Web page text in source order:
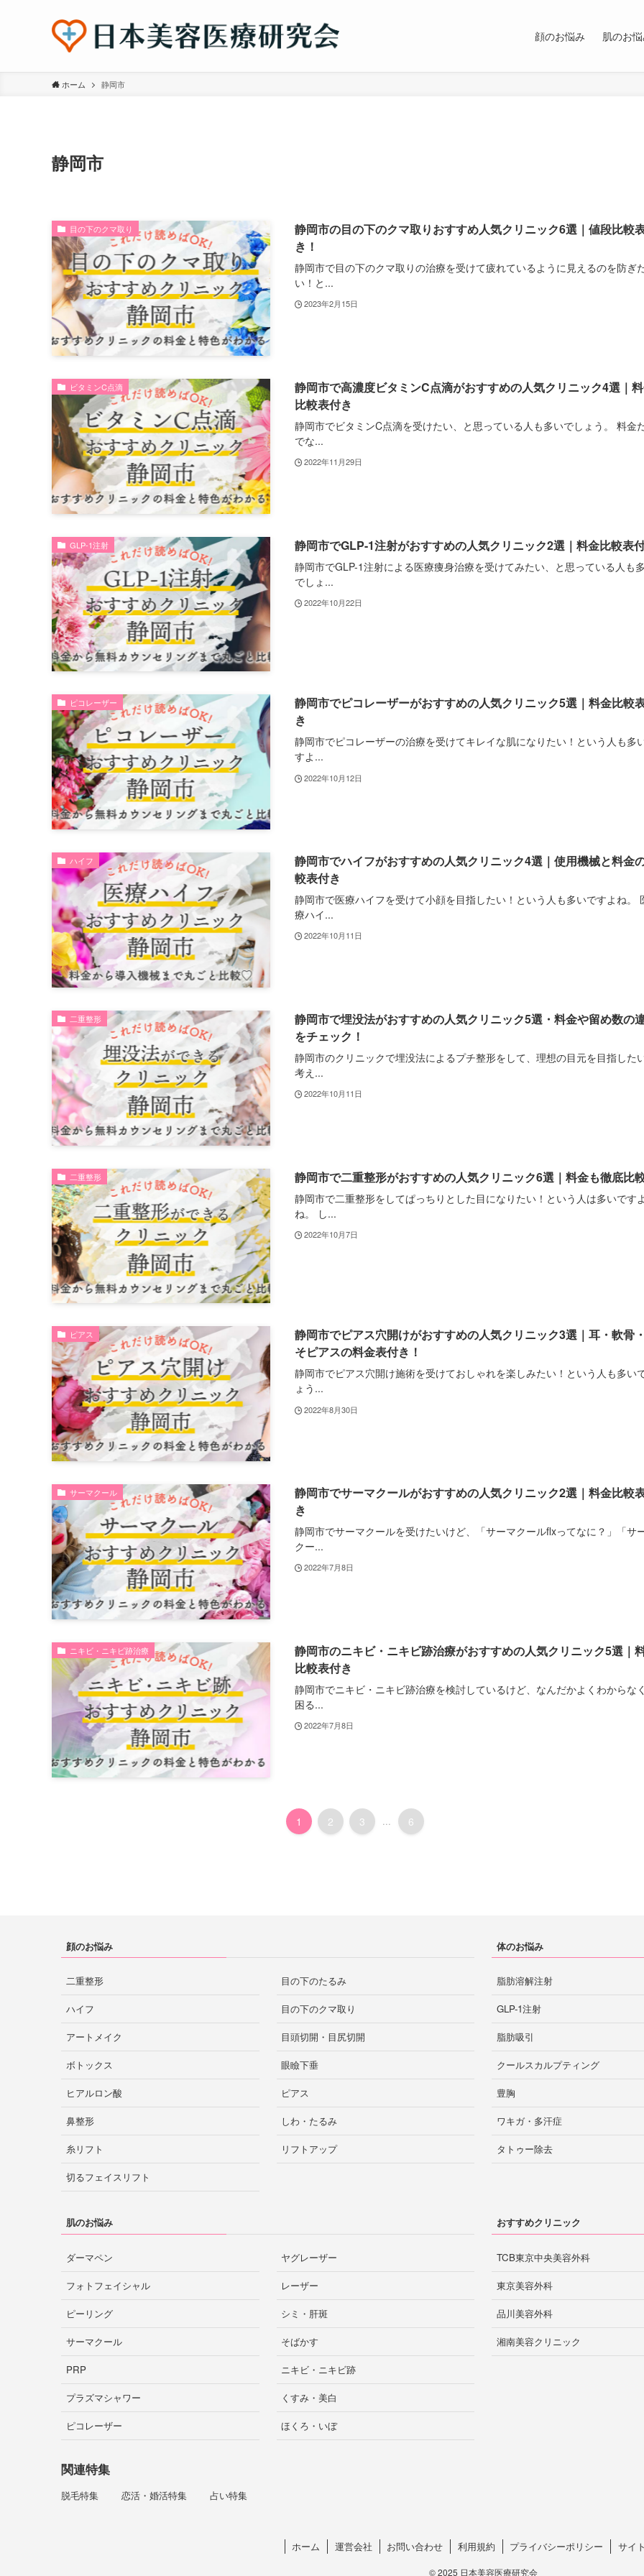
顔のお悩み 肌のお
ホーム 静岡市
静岡市
目の下のクマ取り
静岡市の目の下のクマ取りおすすめ人気クリニック6選｜値段比較
き！
静岡市で目の下のクマ取りの治療を受けて疲れているように見えるのを防ぎ
い！と...
2023年2月15日
ビタミンC点滴
静岡市で高濃度ビタミンC点滴がおすすめの人気クリニック4選｜
比較表付き
静岡市でビタミンC点滴を受けたい、と思っている人も多いでしょう。 料金
でな...
2022年11月29日
GLP-1注射 静岡市でGLP-1注射がおすすめの人気クリニック2選｜料金比較表
静岡市でGLP-1注射による医療痩身治療を受けてみたい、と思っている人も
でしょ...
2022年10月22日
ピコレーザー
静岡市でピコレーザーがおすすめの人気クリニック5選｜料金比較
き
静岡市でピコレーザーの治療を受けてキレイな肌になりたい！という人も多
すよ...
2022年10月12日
ハイフ
静岡市でハイフがおすすめの人気クリニック4選｜使用機械と料金
較表付き
静岡市で医療ハイフを受けて小顔を目指したい！という人も多いですよね。
療ハイ...
2022年10月11日
二重整形
静岡市で埋没法がおすすめの人気クリニック5選・料金や留め数の
をチェック！
静岡市のクリニックで埋没法によるプチ整形をして、理想の目元を目指した
考え...
2022年10月11日
二重整形 静岡市で二重整形がおすすめの人気クリニック6選｜料金も徹底比
静岡市で二重整形をしてぱっちりとした目になりたい！という人は多いですよ
ね。 し...
2022年10月7日
ピアス
静岡市でピアス穴開けがおすすめの人気クリニック3選｜耳・軟骨
そピアスの料金表付き！
静岡市でピアス穴開け施術を受けておしゃれを楽しみたい！という人も多い
ょう...
2022年8月30日
サーマクール
静岡市でサーマクールがおすすめの人気クリニック2選｜料金比較
き
静岡市でサーマクールを受けたいけど、「サーマクールflxってなに？」「サ
クー...
2022年7月8日
ニキビ・ニキビ跡治療
静岡市のニキビ・ニキビ跡治療がおすすめの人気クリニック5選｜
比較表付き
静岡市でニキビ・ニキビ跡治療を検討しているけど、なんだかよくわからな
困る...
2022年7月8日
1 2 3 ... 6
顔のお悩み
二重整形
ハイフ
アートメイク
ボトックス
ヒアルロン酸
鼻整形
糸リフト
切るフェイスリフト
目の下のたるみ
目の下のクマ取り
目頭切開・目尻切開
眼瞼下垂
ピアス
しわ・たるみ
リフトアップ
体のお悩み
脂肪溶解注射
GLP-1注射
脂肪吸引
クールスカルプティング
豊胸
ワキガ・多汗症
タトゥー除去
肌のお悩み
ダーマペン
フォトフェイシャル
ピーリング
サーマクール
PRP
プラズマシャワー
ピコレーザー
ヤグレーザー
レーザー
シミ・肝斑
そばかす
ニキビ・ニキビ跡
くすみ・美白
ほくろ・いぼ
おすすめクリニック
TCB東京中央美容外科
東京美容外科
品川美容外科
湘南美容クリニック
関連特集
脱毛特集 恋活・婚活特集 占い特集
ホーム 運営会社 お問い合わせ 利用規約 プライバシーポリシー サイ
©2025 日本美容医療研究会